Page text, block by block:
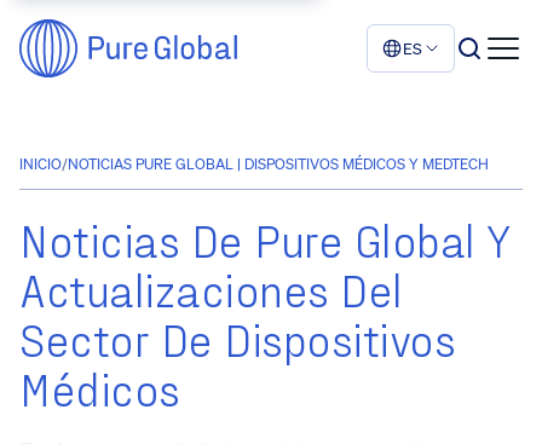
ES
INICIO/NOTICIAS PURE GLOBAL | DISPOSITIVOS MÉDICOS Y MEDTECH
Noticias De Pure Global Y
Actualizaciones Del
Sector De Dispositivos
Médicos